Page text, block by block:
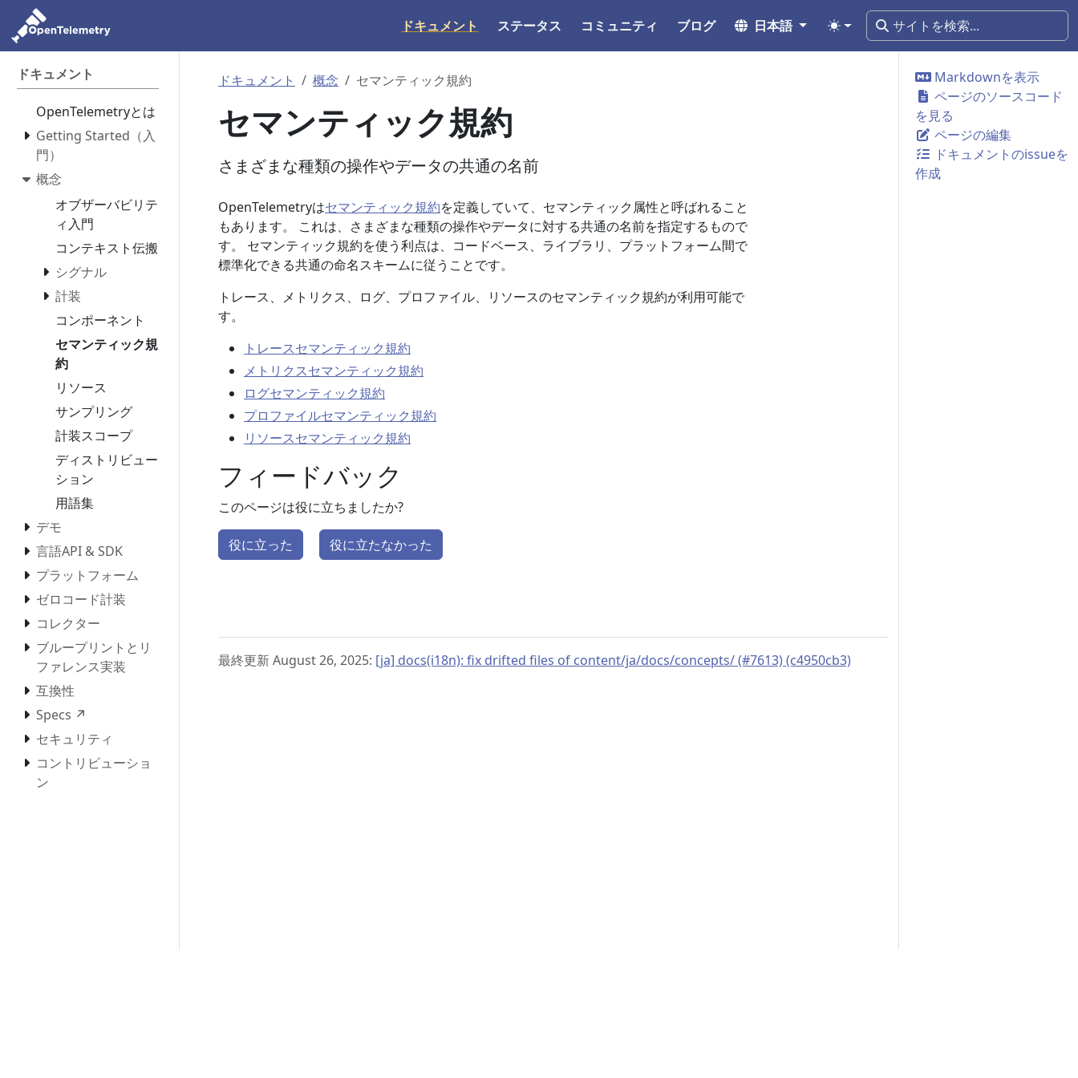
ドキュメント ステータス コミュニティ ブログ 日本語
ドキュメント
OpenTelemetryとは
Getting Started（入
門）
概念
オブザーバビリテ
ィ入門
コンテキスト伝搬
シグナル
計装
コンポーネント
セマンティック規
約
リソース
サンプリング
計装スコープ
ディストリビュー
ション
用語集
デモ
言語API & SDK
プラットフォーム
ゼロコード計装
コレクター
ブループリントとリ
ファレンス実装
互換性
Specs ↗
セキュリティ
コントリビューショ
ン
Markdownを表示
ページのソースコード
を見る
ページの編集
ドキュメントのissueを
作成
ドキュメント 概念 セマンティック規約
セマンティック規約
さまざまな種類の操作やデータの共通の名前
OpenTelemetryはセマンティック規約を定義していて、セマンティック属性と呼ばれること
もあります。 これは、さまざまな種類の操作やデータに対する共通の名前を指定するもので
す。 セマンティック規約を使う利点は、コードベース、ライブラリ、プラットフォーム間で
標準化できる共通の命名スキームに従うことです。
トレース、メトリクス、ログ、プロファイル、リソースのセマンティック規約が利用可能で
す。
トレースセマンティック規約
メトリクスセマンティック規約
ログセマンティック規約
プロファイルセマンティック規約
リソースセマンティック規約
フィードバック
このページは役に立ちましたか?
役に立った 役に立たなかった
最終更新 August 26, 2025: [ja] docs(i18n): fix drifted files of content/ja/docs/concepts/ (#7613) (c4950cb3)